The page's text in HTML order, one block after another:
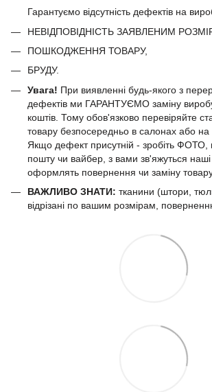
Гарантуємо відсутність дефектів на
НЕВІДПОВІДНІСТЬ ЗАЯВЛЕНИМ
ПОШКОДЖЕННЯ ТОВАРУ,
БРУДУ.
Увага! При виявленні будь-якого з
дефектів ми ГАРАНТУЄМО заміну
коштів. Тому обов'язково перевіряйте
товару безпосередньо в салонах або на
Якщо дефект присутній - зробіть ФОТО,
пошту чи вайбер, з вами зв'яжуться
оформлять повернення чи заміну
ВАЖЛИВО ЗНАТИ: тканини (штори,
відрізані по вашим розмірам,